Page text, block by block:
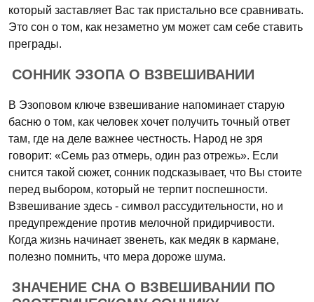
который заставляет Вас так пристально все сравнивать.
Это сон о том, как незаметно ум может сам себе ставить
преграды.
СОННИК ЭЗОПА О ВЗВЕШИВАНИИ
В Эзоповом ключе взвешивание напоминает старую
басню о том, как человек хочет получить точный ответ
там, где на деле важнее честность. Народ не зря
говорит: «Семь раз отмерь, один раз отрежь». Если
снится такой сюжет, сонник подсказывает, что Вы стоите
перед выбором, который не терпит поспешности.
Взвешивание здесь - символ рассудительности, но и
предупреждение против мелочной придирчивости.
Когда жизнь начинает звенеть, как медяк в кармане,
полезно помнить, что мера дороже шума.
ЗНАЧЕНИЕ СНА О ВЗВЕШИВАНИИ ПО